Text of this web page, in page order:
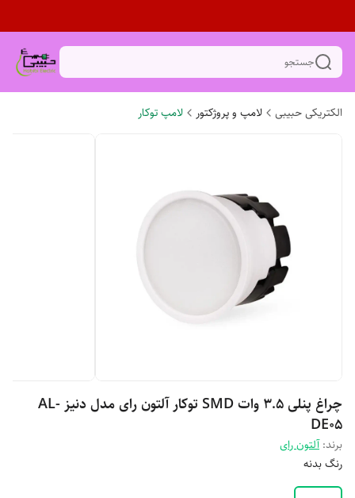
جستجو
الکتریکی حبیبی لامپ و پروژکتور لامپ توکار
چراغ پنلی 3.5 وات SMD توکار آلتون رای مدل دنیز AL-
DE05
برند: آلتون رای
رنگ بدنه